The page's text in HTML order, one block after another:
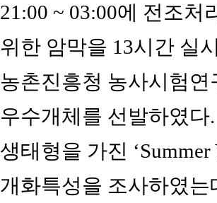
21:00 ~ 03:00에 전조
위한 암막을 13시간 실
농촌진흥청 농사시험
우수개체를 선발하였
생태형을 가진
개화특성을 조사하였는